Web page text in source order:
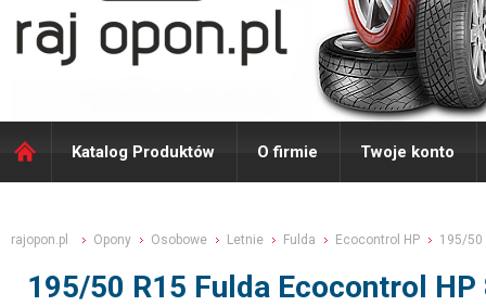
Katalog Produktów O firmie Twoje konto
rajopon.pl Opony Osobowe Letnie Fulda Ecocontrol HP 195/50
195/50 R15 Fulda Ecocontrol HP